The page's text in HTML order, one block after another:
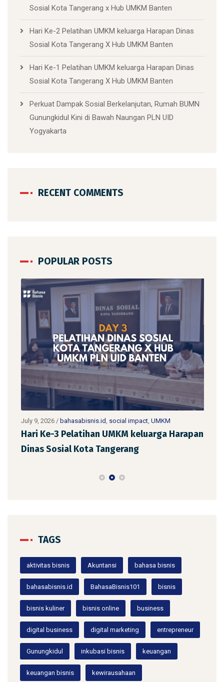
Sosial Kota Tangerang x Hub UMKM Banten
Hari Ke-2 Pelatihan UMKM keluarga Harapan Dinas
Sosial Kota Tangerang X Hub UMKM Banten
Hari Ke-1 Pelatihan UMKM keluarga Harapan Dinas
Sosial Kota Tangerang X Hub UMKM Banten
Perkuat Dampak Sosial Berkelanjutan, Rumah BUMN
Gunungkidul Kini di Bawah Naungan PLN UID
Yogyakarta
RECENT COMMENTS
POPULAR POSTS
July 9, 2026/ bahasabisnis.id social impact, UMKM
Hari Ke-3 Pelatihan UMKM keluarga Harapan
Dinas Sosial Kota Tangerang
TAGS
aktivitas bisnis Akuntansi bahasa bisnis
bahasabisnis.id BahasaBisnis101 bisnis
bisnis kuliner bisnis online business
digital business digital marketing entrepreneur
Gunungkidul inkubasi bisnis keuangan
keuangan bisnis kewirausahaan